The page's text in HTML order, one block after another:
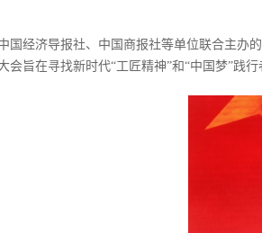
国经济导报社、中国商报社等单位联合主办
会旨在寻找新时代“工匠精神”和“中国梦”践